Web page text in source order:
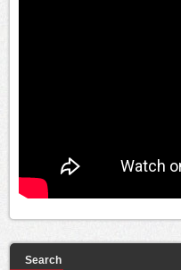
Search